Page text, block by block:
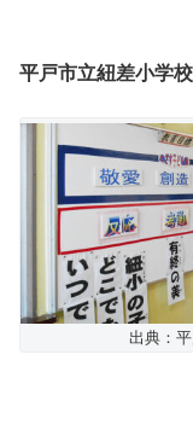
平戸市立紐差小学
出典：